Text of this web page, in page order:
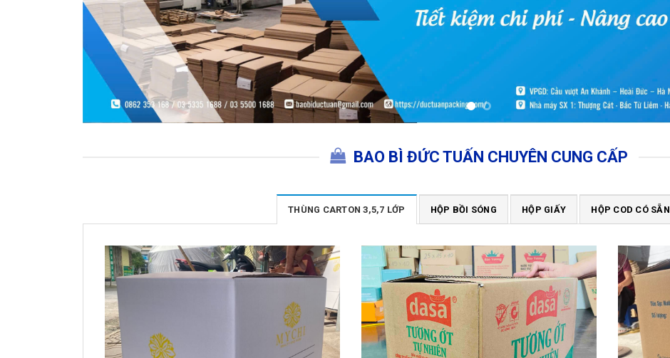
BAO BÌ ĐỨC TUẤN CHUYÊN CUNG CẤP
THÙNG CARTON 3,5,7 LỚP HỘP BỒI SÓNG HỘP GIẤY HỘP COD CÓ SẴN